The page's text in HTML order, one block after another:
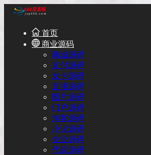
首页
商业源码
商城源码
支付源码
发卡源码
直播源码
图片源码
门户源码
淘客源码
小说源码
企业源码
代刷源码